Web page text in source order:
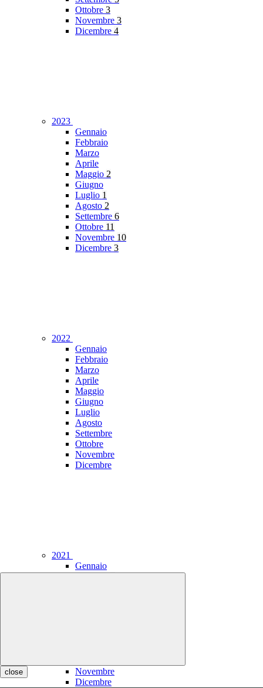
close
Ottobre 3
Novembre 3
Dicembre 4
2023
Gennaio
Febbraio
Marzo
Aprile
Maggio 2
Giugno
Luglio 1
Agosto 2
Settembre 6
Ottobre 11
Novembre 10
Dicembre 3
2022
Gennaio
Febbraio
Marzo
Aprile
Maggio
Giugno
Luglio
Agosto
Settembre
Ottobre
Novembre
Dicembre
2021
Gennaio
Febbraio1
Novembre
Dicembre